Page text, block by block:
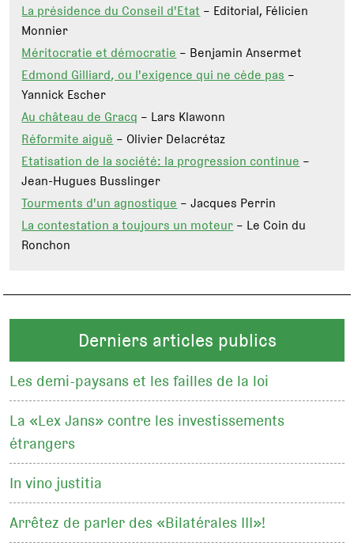
La présidence du Conseil d'Etat– Editorial, Félicien
Monnier
Méritocratie et démocratie– Benjamin Ansermet
Edmond Gilliard, ou l'exigence qui ne cède pas–
Yannick Escher
Au château de Gracq – Lars Klawonn
Réformite aiguë– Olivier Delacrétaz
Etatisation de la société: la progression continue–
Jean-Hugues Busslinger
Tourments d'un agnostique– Jacques Perrin
La contestation a toujours un moteur– Le Coin du
Ronchon
Derniers articles publics
Les demi-paysans et les failles de la loi
La «Lex Jans» contre les investissements
étrangers
In vino justitia
Arrêtez de parler des «Bilatérales III»!